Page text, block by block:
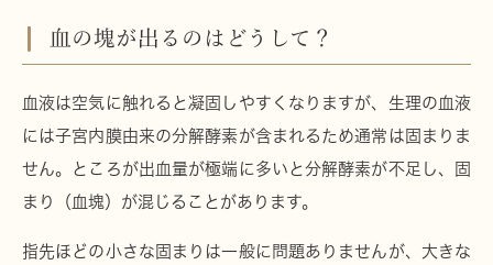
血の塊が出るのはどうして？
血液は空気に触れると凝固しやすくなりますが、生理の血液
には子宮内膜由来の分解酵素が含まれるため通常は固まりま
せん。ところが出血量が極端に多い と分解酵素が不足し、
固
まり（血塊） が混じることがあります。
指先ほどの小さな固まりは一般に問題ありませんが、 大きな